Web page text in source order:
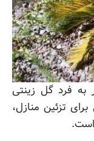
فرد گل زینتی
تزئین منازل،
است.